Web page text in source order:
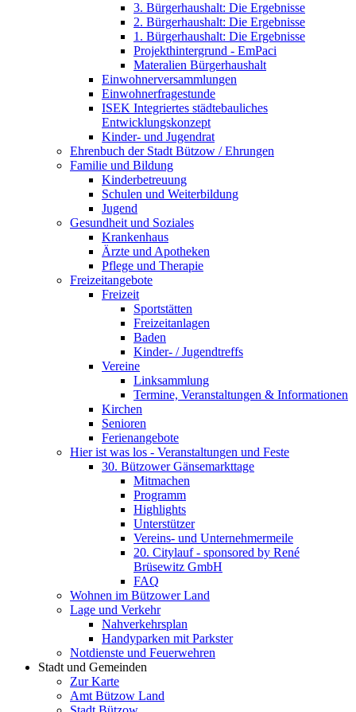
3. Bürgerhaushalt: Die Ergebnisse
2. Bürgerhaushalt: Die Ergebnisse
1. Bürgerhaushalt: Die Ergebnisse
Projekthintergrund - EmPaci
Materalien Bürgerhaushalt
Einwohnerversammlungen
Einwohnerfragestunde
ISEK Integriertes städtebauliches
Entwicklungskonzept
Kinder- und Jugendrat
Ehrenbuch der Stadt Bützow / Ehrungen
Familie und Bildung
Kinderbetreuung
Schulen und Weiterbildung
Jugend
Gesundheit und Soziales
Krankenhaus
Ärzte und Apotheken
Pflege und Therapie
Freizeitangebote
Freizeit
Sportstätten
Freizeitanlagen
Baden
Kinder- / Jugendtreffs
Vereine
Linksammlung
Termine, Veranstaltungen & Informationen
Kirchen
Senioren
Ferienangebote
Hier ist was los - Veranstaltungen und Feste
30. Bützower Gänsemarkttage
Mitmachen
Programm
Highlights
Unterstützer
Vereins- und Unternehmermeile
20. Citylauf - sponsored by René
Brüsewitz GmbH
FAQ
Wohnen im Bützower Land
Lage und Verkehr
Nahverkehrsplan
Handyparken mit Parkster
Notdienste und Feuerwehren
Stadt und Gemeinden
Zur Karte
Amt Bützow Land